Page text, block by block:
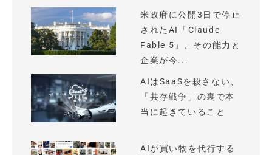
米政府に公開3日で停止
されたAI「Claude
Fable 5」、その能力と
企業が今...
AIはSaaSを殺さない、
「共存戦争」の裏で本
当に起きていること
AIが買い物を代行する